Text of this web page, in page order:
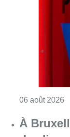
06 août 2026
À